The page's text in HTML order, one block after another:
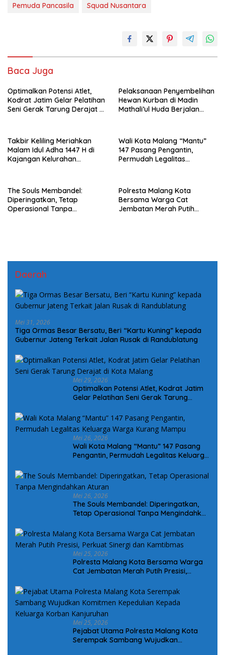
Pemuda Pancasila
Squad Nusantara
Baca Juga
Optimalkan Potensi Atlet,
Kodrat Jatim Gelar Pelatihan
Seni Gerak Tarung Derajat di
Pelaksanaan Penyembelihan
Hewan Kurban di Madin
Mathali’ul Huda Berjalan
Takbir Keliling Meriahkan
Malam Idul Adha 1447 H di
Kajangan Kelurahan
Wali Kota Malang “Mantu”
147 Pasang Pengantin,
Permudah Legalitas
The Souls Membandel:
Diperingatkan, Tetap
Operasional Tanpa
Polresta Malang Kota
Bersama Warga Cat
Jembatan Merah Putih
Daerah
Mei 31, 2026
Tiga Ormas Besar Bersatu, Beri “Kartu Kuning” kepada
Gubernur Jateng Terkait Jalan Rusak di Randublatung
Mei 29, 2026
Optimalkan Potensi Atlet, Kodrat Jatim
Gelar Pelatihan Seni Gerak Tarung
Mei 26, 2026
Wali Kota Malang “Mantu” 147 Pasang
Pengantin, Permudah Legalitas Keluarga
Mei 26, 2026
The Souls Membandel: Diperingatkan,
Tetap Operasional Tanpa Mengindahkan
Mei 25, 2026
Polresta Malang Kota Bersama Warga
Cat Jembatan Merah Putih Presisi,
Mei 25, 2026
Pejabat Utama Polresta Malang Kota
Serempak Sambang Wujudkan